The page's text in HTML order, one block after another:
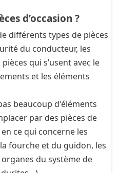
d’occasion ?
différents types de pièces
du conducteur, les
qui s’usent avec le
et les éléments
beaucoup d'éléments
par des pièces de
en ce qui concerne les
fourche et du guidon, les
du système de